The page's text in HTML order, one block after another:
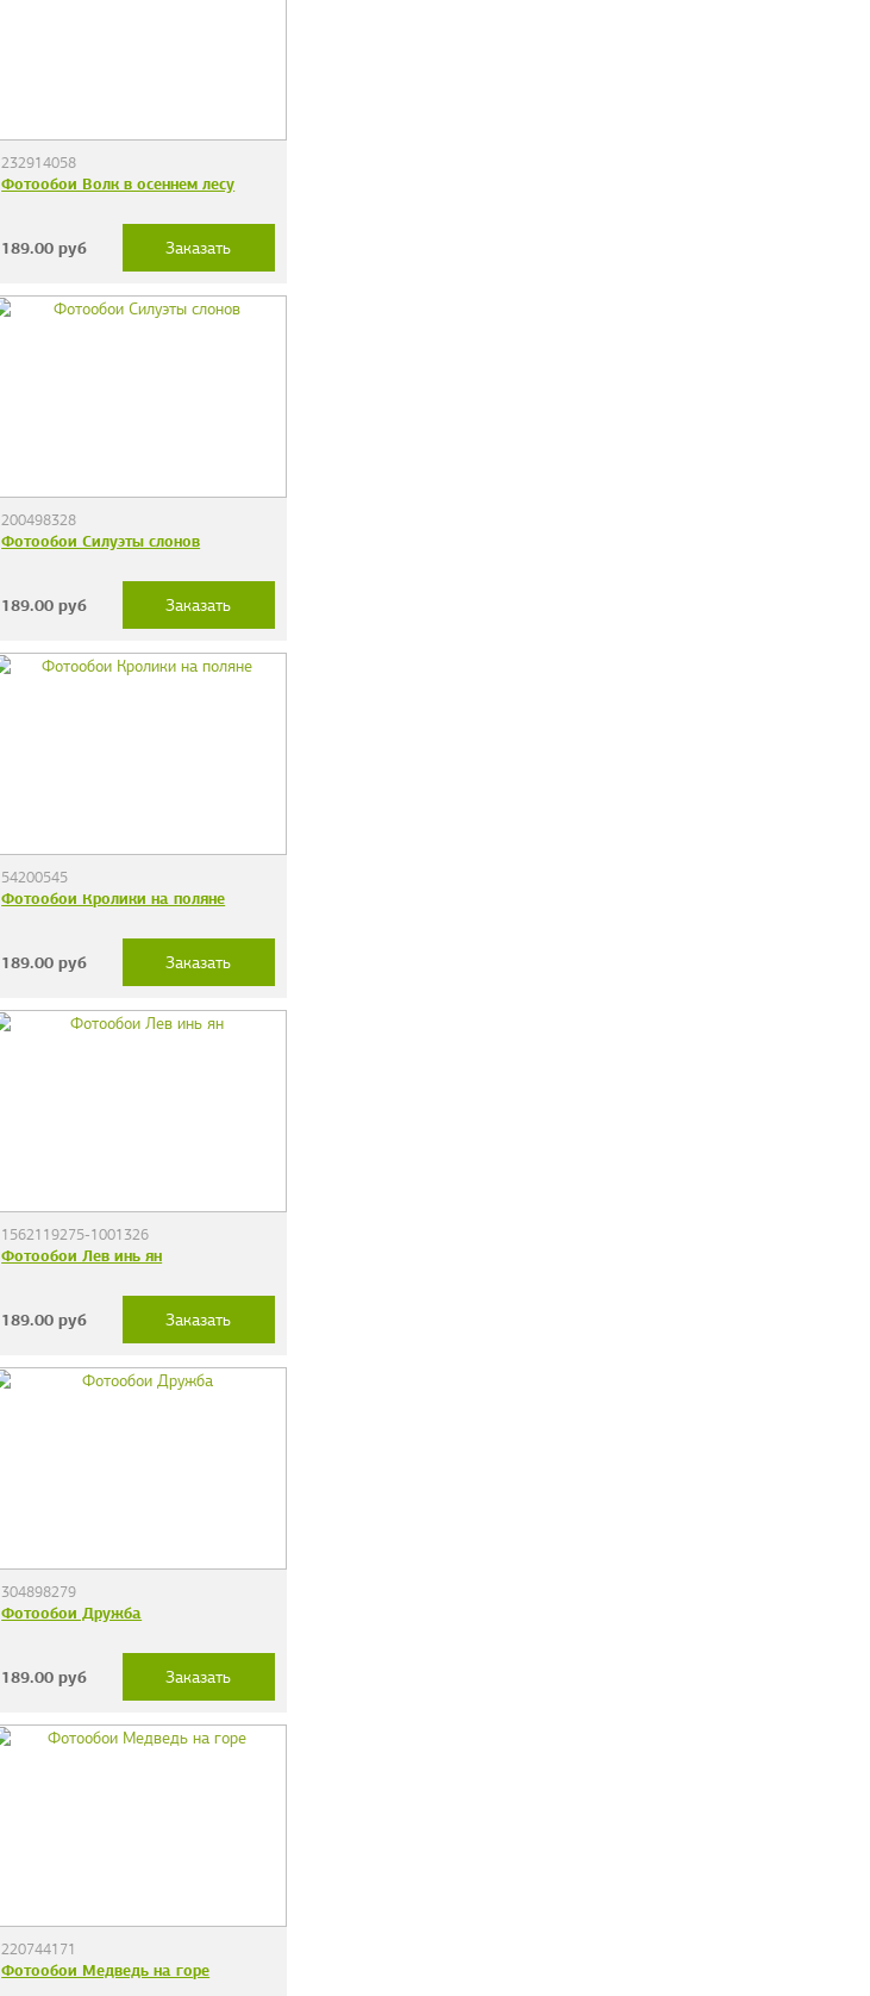
232914058
Фотообои Волк в осеннем лесу
189.00 руб Заказать
200498328
Фотообои Силуэты слонов
189.00 руб Заказать
54200545
Фотообои Кролики на поляне
189.00 руб Заказать
1562119275-1001326
Фотообои Лев инь ян
189.00 руб Заказать
304898279
Фотообои Дружба
189.00 руб Заказать
220744171
Фотообои Медведь на горе